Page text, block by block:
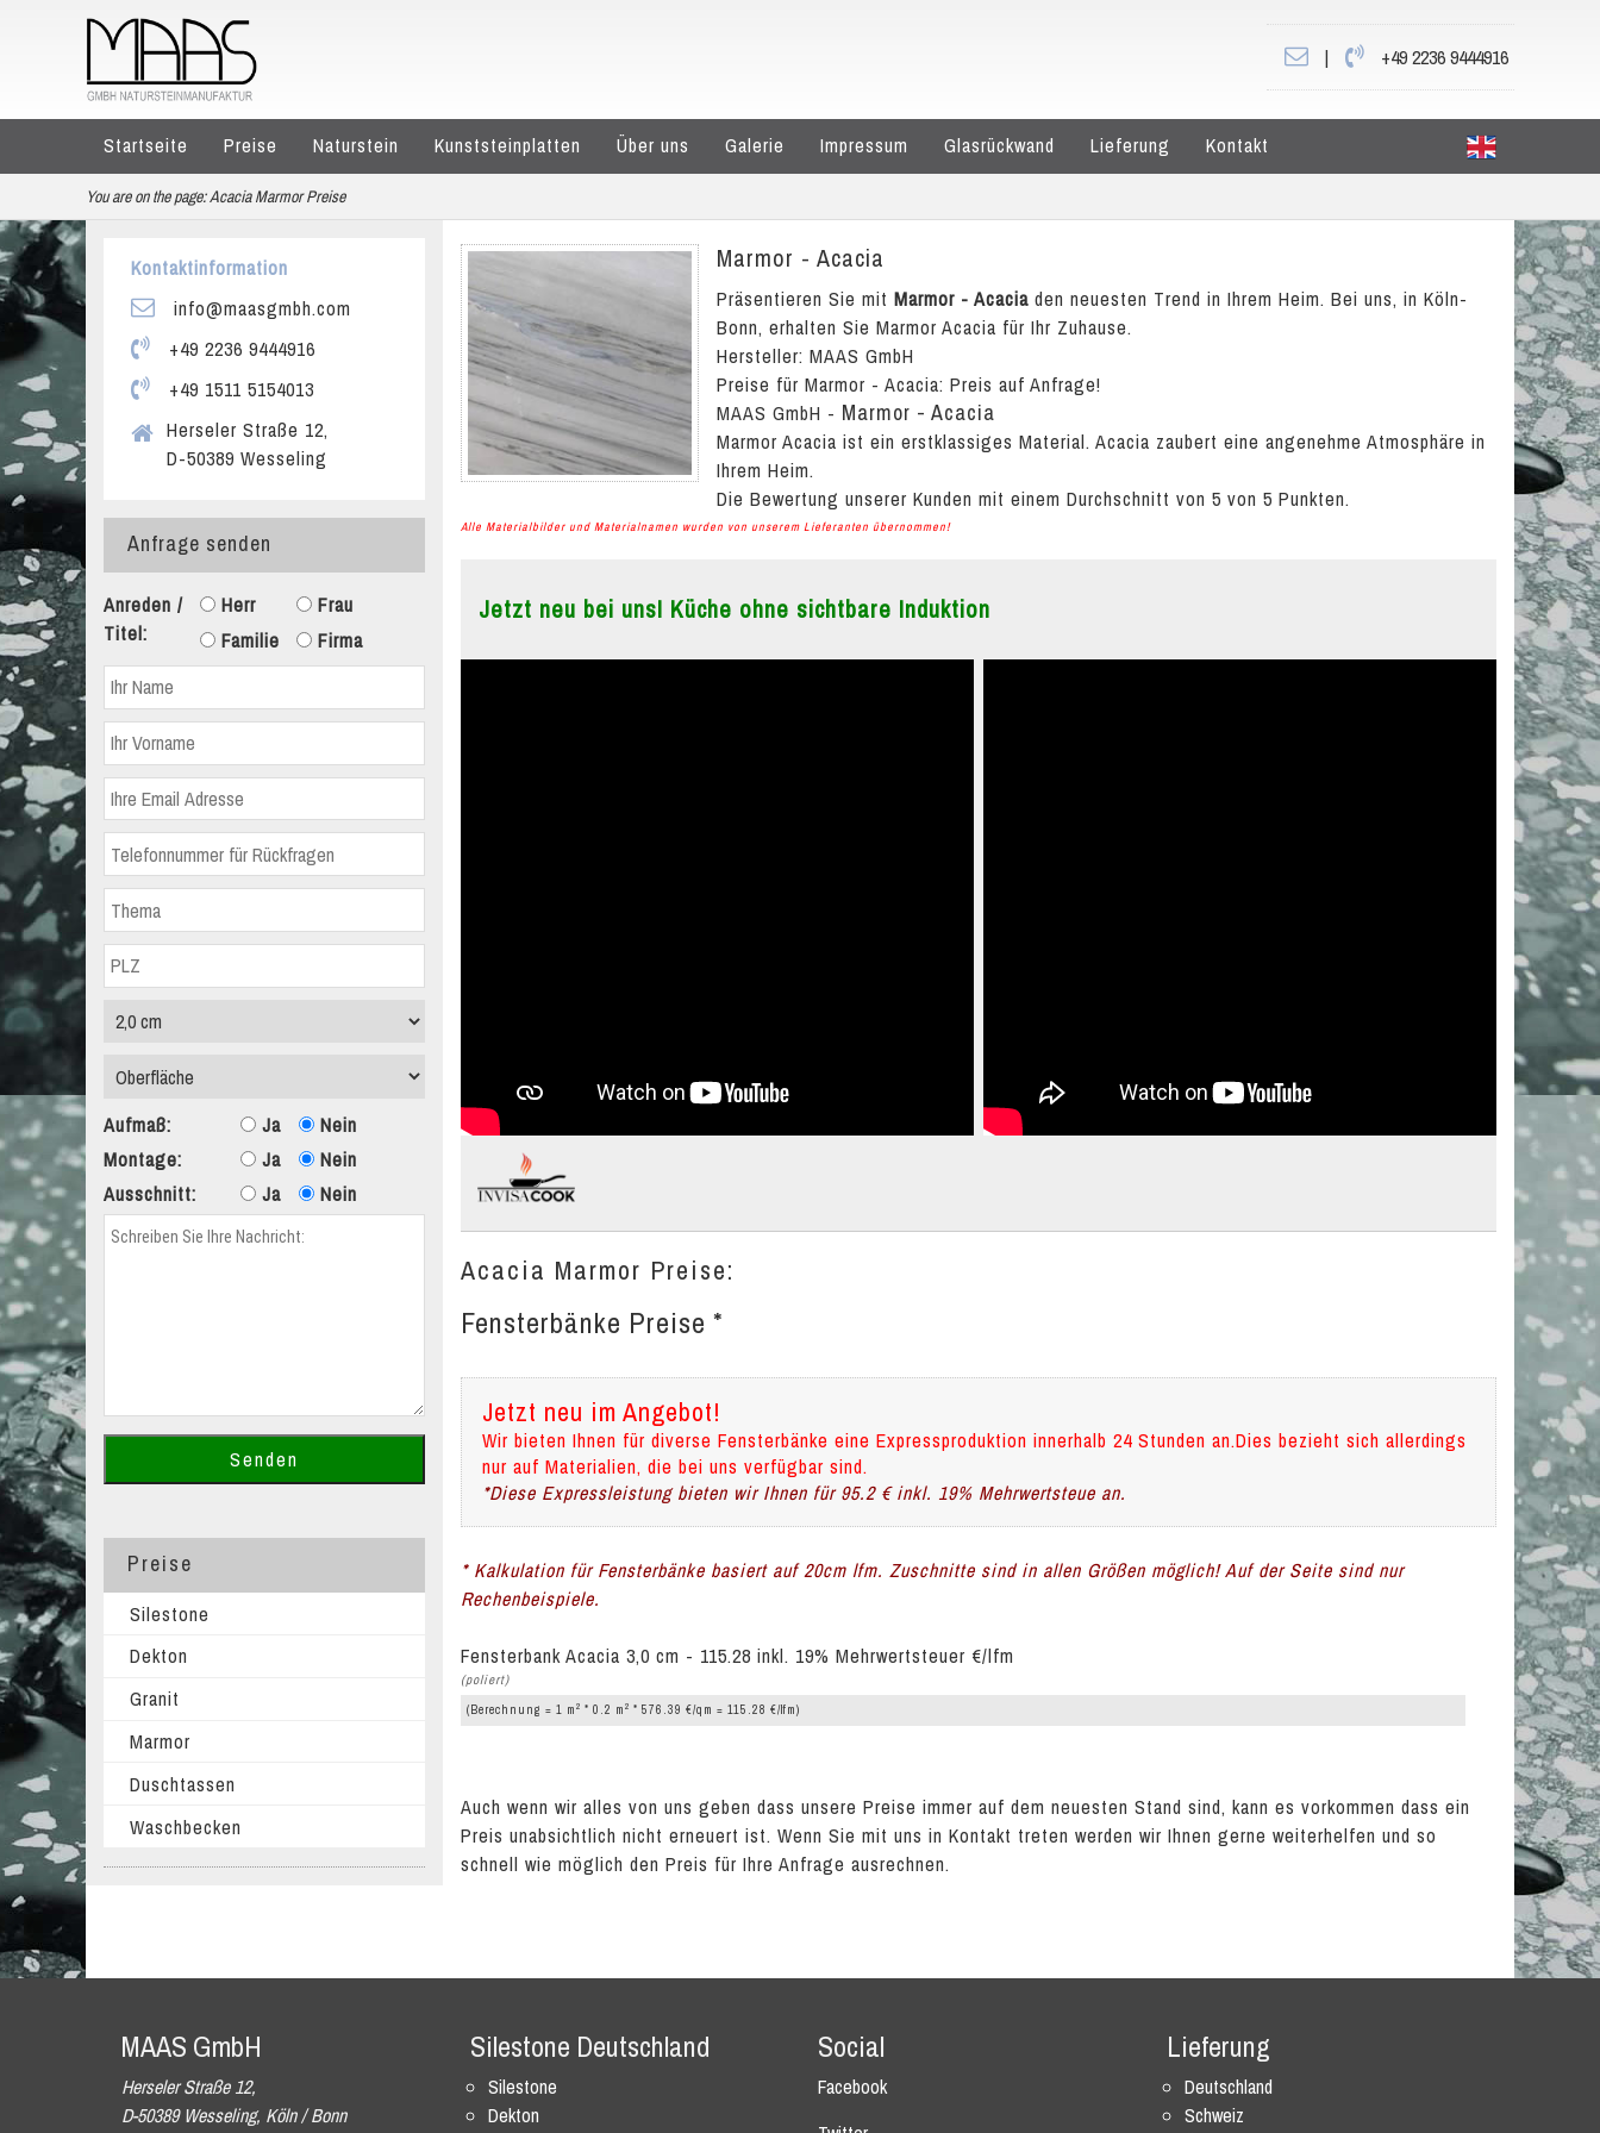
| +49 2236 9444916
Startseite Preise Naturstein Kunststeinplatten Über uns Galerie Impressum Glasrückwand Lieferung Kontakt
You are on the page:Acacia Marmor Preise
Marmor - Acacia
Präsentieren Sie mit Marmor - Acacia den neuesten Trend in Ihrem Heim. Bei uns, in Köln-
Bonn, erhalten Sie Marmor Acacia für Ihr Zuhause.
Hersteller: MAAS GmbH
Preise für Marmor - Acacia: Preis auf Anfrage!
MAAS GmbH - Marmor - Acacia
Marmor Acacia ist ein erstklassiges Material. Acacia zaubert eine angenehme Atmosphäre in
Ihrem Heim.
Die Bewertung unserer Kunden mit einem Durchschnitt von 5 von 5 Punkten.
Alle Materialbilder und Materialnamen wurden von unserem Lieferanten übernommen!
Jetzt neu bei uns! Küche ohne sichtbare Induktion
Acacia Marmor Preise:
Fensterbänke Preise *
Jetzt neu im Angebot!
Wir bieten Ihnen für diverse Fensterbänke eine Expressproduktion innerhalb 24 Stunden an.Dies bezieht sich allerdings
nur auf Materialien, die bei uns verfügbar sind.
*Diese Expressleistung bieten wir Ihnen für 95.2 € inkl. 19% Mehrwertsteue an.
* Kalkulation für Fensterbänke basiert auf 20cm lfm. Zuschnitte sind in allen Größen möglich! Auf der Seite sind nur
Rechenbeispiele.
Fensterbank Acacia 3,0 cm - 115.28 inkl. 19% Mehrwertsteuer €/lfm
(poliert)
(Berechnung = 1 m 2 * 0.2 m 2 * 576.39 €/qm = 115.28 €/lfm)
Auch wenn wir alles von uns geben dass unsere Preise immer auf dem neuesten Stand sind, kann es vorkommen dass ein
Preis unabsichtlich nicht erneuert ist. Wenn Sie mit uns in Kontakt treten werden wir Ihnen gerne weiterhelfen und so
schnell wie möglich den Preis für Ihre Anfrage ausrechnen.
Kontaktinformation
info@maasgmbh.com
+49 2236 9444916
+49 1511 5154013
Herseler Straße 12,
D-50389 Wesseling
Anfrage senden
Anreden /
Titel:
Herr
Frau
Familie
Firma
Aufmaß: Ja
Nein
Montage:
Ja
Nein
Ausschnitt:
Ja Nein
Preise
Silestone
Dekton
Granit
Marmor
Duschtassen
Waschbecken
MAAS GmbH
Herseler Straße 12,
D-50389 Wesseling, Köln / Bonn
Silestone Deutschland
Silestone
Dekton
Social
Facebook
Lieferung
Deutschland
Schweiz